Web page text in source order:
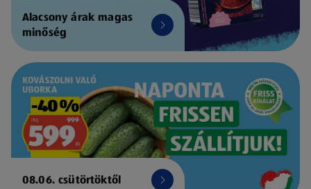
Alacsony árak magas
minőség
08.06. csütörtöktől